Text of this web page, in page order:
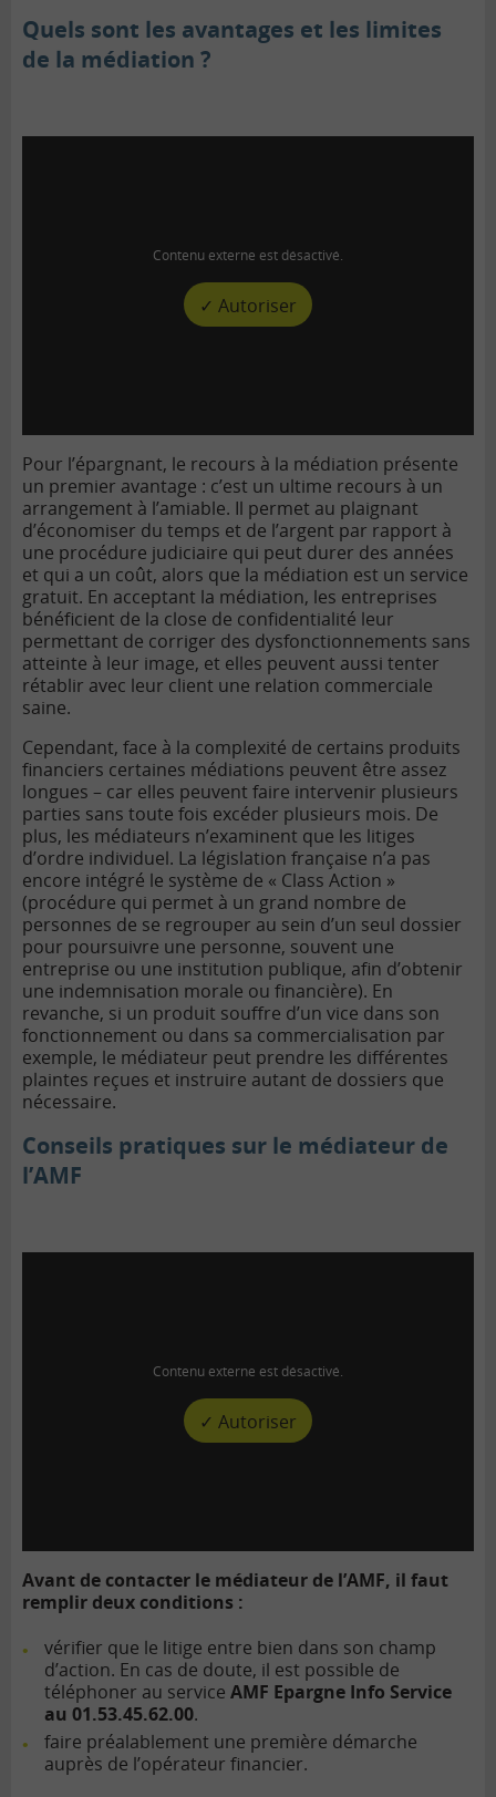
Quels sont les avantages et les limites
de la médiation ?
Contenu externe est désactivé.
✓ Autoriser
Pour l’épargnant, le recours à la médiation présente
un premier avantage : c’est un ultime recours à un
arrangement à l’amiable. Il permet au plaignant
d’économiser du temps et de l’argent par rapport à
une procédure judiciaire qui peut durer des années
et qui a un coût, alors que la médiation est un service
gratuit. En acceptant la médiation, les entreprises
bénéficient de la close de confidentialité leur
permettant de corriger des dysfonctionnements sans
atteinte à leur image, et elles peuvent aussi tenter
rétablir avec leur client une relation commerciale
saine.
Cependant, face à la complexité de certains produits
financiers certaines médiations peuvent être assez
longues – car elles peuvent faire intervenir plusieurs
parties sans toute fois excéder plusieurs mois. De
plus, les médiateurs n’examinent que les litiges
d’ordre individuel. La législation française n’a pas
encore intégré le système de « Class Action »
(procédure qui permet à un grand nombre de
personnes de se regrouper au sein d’un seul dossier
pour poursuivre une personne, souvent une
entreprise ou une institution publique, afin d’obtenir
une indemnisation morale ou financière). En
revanche, si un produit souffre d’un vice dans son
fonctionnement ou dans sa commercialisation par
exemple, le médiateur peut prendre les différentes
plaintes reçues et instruire autant de dossiers que
nécessaire.
Conseils pratiques sur le médiateur de
l’AMF
Contenu externe est désactivé.
✓ Autoriser
Avant de contacter le médiateur de l’AMF, il faut
remplir deux conditions :
vérifier que le litige entre bien dans son champ
d’action. En cas de doute, il est possible de
téléphoner au service AMF Epargne Info Service
au 01.53.45.62.00.
faire préalablement une première démarche
auprès de l’opérateur financier.